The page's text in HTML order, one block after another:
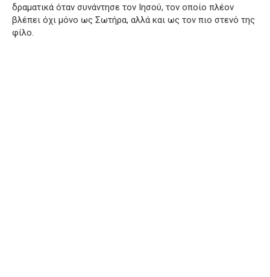
δραματικά όταν συνάντησε τον Ιησού, τον οποίο πλέον
βλέπει όχι μόνο ως Σωτήρα, αλλά και ως τον πιο στενό της
φίλο.